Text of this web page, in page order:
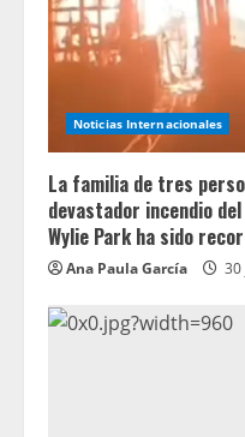
Noticias Internacionales
La familia de tres
devastador incendio
Wylie Park ha sido
Ana Paula García 30